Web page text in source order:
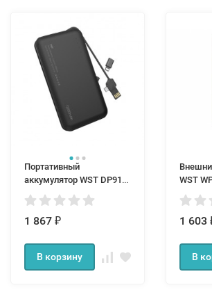
Портативный
аккумулятор WST DP913
12000 мАч
1 867 ₽
В корзину
WST
1 603
В